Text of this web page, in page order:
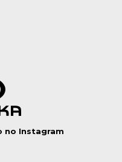
no Instagram